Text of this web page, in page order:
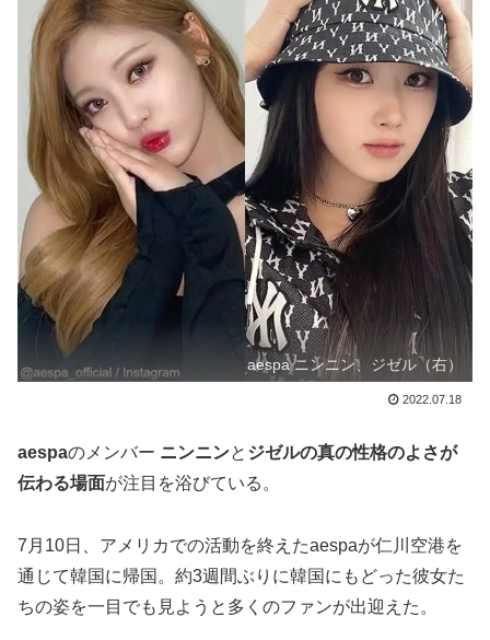
aespa ニンニン、ジゼル（右）
2022.07.18
aespaのメンバー ニンニンと ジゼルの真の性格のよさが
伝わる場面が注目を浴びている。
7月10日、アメリカでの活動を終えたaespaが仁川空港を
通じて韓国に帰国。約3週間ぶりに韓国にもどった彼女た
ちの姿を一目でも見ようと多くのファンが出迎えた。